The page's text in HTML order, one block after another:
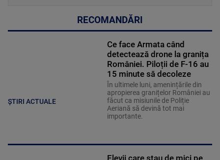
RECOMANDĂRI
ȘTIRI ACTUALE
Ce face Armata când
detectează drone la granița
României. Piloții de F-16 au
15 minute să decoleze
În ultimele luni, amenințările din
apropierea granițelor României au
făcut ca misiunile de Poliție
Aeriană să devină tot mai
importante.